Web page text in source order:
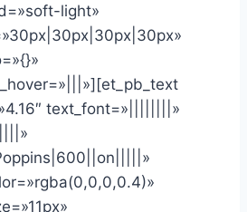
light»
text_font=»||||||||»